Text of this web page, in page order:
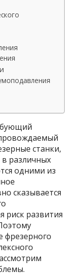
станки,
различных
одними из
сказывается
риск развития
фрезерного